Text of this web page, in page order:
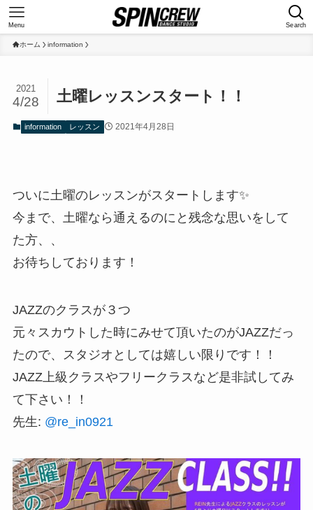
Search
Menu
ホーム information
土曜レッスンスタート！！
2021
4/28
information レッスン 2021年4月28日
ついに土曜のレッスンがスタートします✨
今まで、土曜なら通えるのにと残念な思いをして
た方、、
お待ちしております！
JAZZのクラスが３つ
元々スカウトした時にみせて頂いたのがJAZZだっ
たので、スタジオとしては嬉しい限りです！！
JAZZ上級クラスやフリークラスなど是非試してみ
て下さい！！
先生: @re_in0921